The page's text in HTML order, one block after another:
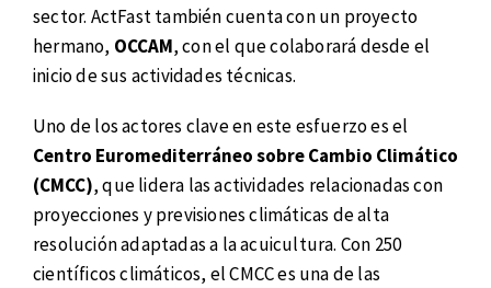
sector. ActFast también cuenta con un proyecto
hermano, OCCAM, con el que colaborará desde el
inicio de sus actividades técnicas.
Uno de los actores clave en este esfuerzo es el
Centro Euromediterráneo sobre Cambio Climático
(CMCC), que lidera las actividades relacionadas con
proyecciones y previsiones climáticas de alta
resolución adaptadas a la acuicultura. Con 250
científicos climáticos, el CMCC es una de las